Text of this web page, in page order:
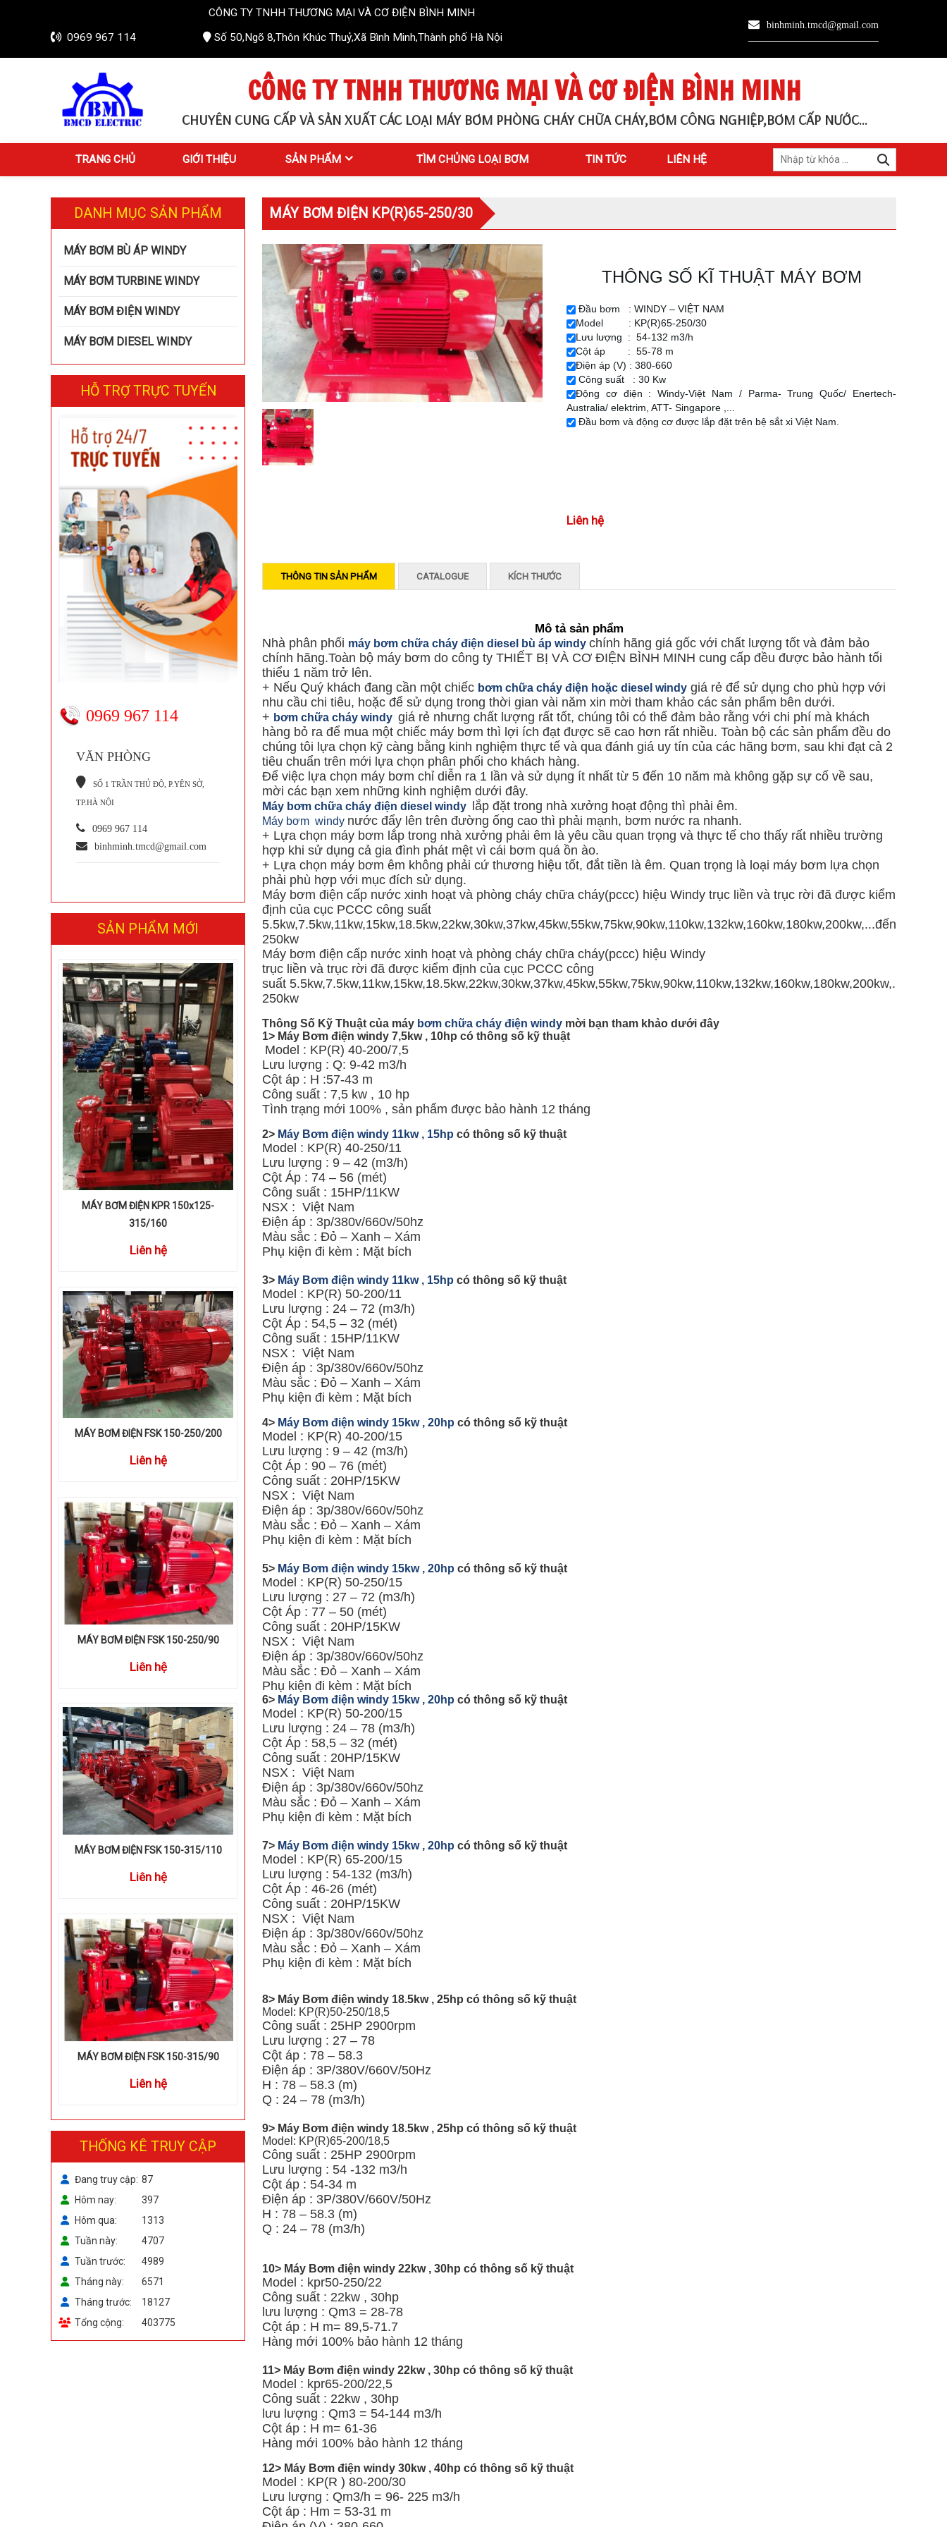
CÔNG TY TNHH THƯƠNG MẠI VÀ CƠ ĐIỆN BÌNH MINH
0969 967 114
Số 50,Ngõ 8,Thôn Khúc Thuỷ,Xã Bình Minh,Thành phố Hà Nội
binhminh.tmcd@gmail.com
CÔNG TY TNHH THƯƠNG MẠI VÀ CƠ ĐIỆN BÌNH MINH
CHUYÊN CUNG CẤP VÀ SẢN XUẤT CÁC LOẠI MÁY BƠM PHÒNG CHÁY CHỮA CHÁY,BƠM CÔNG NGHIỆP,BƠM CẤP NƯỚC...
TRANG CHỦ GIỚI THIỆU SẢN PHẨM TÌM CHỦNG LOẠI BƠM TIN TỨC LIÊN HỆ
DANH MỤC SẢN PHẨM
MÁY BƠM BÙ ÁP WINDY
MÁY BƠM TURBINE WINDY
MÁY BƠM ĐIỆN WINDY
MÁY BƠM DIESEL WINDY
HỖ TRỢ TRỰC TUYẾN
0969 967 114
VĂN PHÒNG
SỐ 1 TRẦN THỦ ĐỘ, P.YÊN SỞ,
TP.HÀ NỘI
0969 967 114
binhminh.tmcd@gmail.com
SẢN PHẨM MỚI
MÁY BƠM ĐIỆN KPR 150x125-
315/160
Liên hệ
MÁY BƠM ĐIỆN FSK 150-250/200
Liên hệ
MÁY BƠM ĐIỆN FSK 150-250/90
Liên hệ
MÁY BƠM ĐIỆN FSK 150-315/110
Liên hệ
MÁY BƠM ĐIỆN FSK 150-315/90
Liên hệ
THỐNG KÊ TRUY CẬP
Đang truy cập 87
Hôm nay
397
Hôm qua
1313
Tuần này
4707
Tuần trước
4989
Tháng này
6571
Tháng trước
18127
Tổng cộng
403775
MÁY BƠM ĐIỆN KP(R)65-250/30
THÔNG SỐ KĨ THUẬT MÁY BƠM
Đầu bơm : WINDY – VIỆT NAM
Model : KP(R)65-250/30
Lưu lượng : 54-132 m3/h
Cột áp : 55-78 m
Điện áp (V) : 380-660
Công suất : 30 Kw
Động cơ điện : Windy-Việt Nam / Parma- Trung Quốc/ Enertech-
Australia/ elektrim, ATT- Singapore ,...
Đầu bơm và động cơ được lắp đặt trên bệ sắt xi Việt Nam.
Liên hệ
THÔNG TIN SẢN PHẨM CATALOGUE KÍCH THƯỚC
Mô tả sản phẩm
Nhà phân phối máy bơm chữa cháy điện diesel bù áp windy chính hãng giá gốc với chất lượng tốt và đảm bảo
chính hãng.Toàn bộ máy bơm do công ty THIẾT BỊ VÀ CƠ ĐIỆN BÌNH MINH cung cấp đều được bảo hành tối
thiểu 1 năm trở lên.
+ Nếu Quý khách đang cần một chiếc bơm chữa cháy điện hoặc diesel windy giá rẻ để sử dụng cho phù hợp với
nhu cầu chi tiêu, hoặc để sử dụng trong thời gian vài năm xin mời tham khảo các sản phẩm bên dưới.
+ bơm chữa cháy windy giá rẻ nhưng chất lượng rất tốt, chúng tôi có thể đảm bảo rằng với chi phí mà khách
hàng bỏ ra để mua một chiếc máy bơm thì lợi ích đạt được sẽ cao hơn rất nhiều. Toàn bộ các sản phẩm đều do
chúng tôi lựa chọn kỹ càng bằng kinh nghiệm thực tế và qua đánh giá uy tín của các hãng bơm, sau khi đạt cả 2
tiêu chuẩn trên mới lựa chọn phân phối cho khách hàng.
Để việc lựa chọn máy bơm chỉ diễn ra 1 lần và sử dụng ít nhất từ 5 đến 10 năm mà không gặp sự cố về sau,
mời các bạn xem những kinh nghiệm dưới đây.
Máy bơm chữa cháy điện diesel windy lắp đặt trong nhà xưởng hoạt động thì phải êm.
Máy bơm windy nước đẩy lên trên đường ống cao thì phải mạnh, bơm nước ra nhanh.
+ Lựa chọn máy bơm lắp trong nhà xưởng phải êm là yêu cầu quan trọng và thực tế cho thấy rất nhiều trường
hợp khi sử dụng cả gia đình phát mệt vì cái bơm quá ồn ào.
+ Lựa chọn máy bơm êm không phải cứ thương hiệu tốt, đắt tiền là êm. Quan trọng là loại máy bơm lựa chọn
phải phù hợp với mục đích sử dụng.
Máy bơm điện cấp nước xinh hoạt và phòng cháy chữa cháy(pccc) hiệu Windy trục liền và trục rời đã được kiểm
định của cục PCCC công suất
5.5kw,7.5kw,11kw,15kw,18.5kw,22kw,30kw,37kw,45kw,55kw,75kw,90kw,110kw,132kw,160kw,180kw,200kw,...đến
250kw
Máy bơm điện cấp nước xinh hoạt và phòng cháy chữa cháy(pccc) hiệu Windy
trục liền và trục rời đã được kiểm định của cục PCCC công
suất 5.5kw,7.5kw,11kw,15kw,18.5kw,22kw,30kw,37kw,45kw,55kw,75kw,90kw,110kw,132kw,160kw,180kw,200kw,...đến
250kw
Thông Số Kỹ Thuật của máy bơm chữa cháy điện windy mời bạn tham khảo dưới đây
1> Máy Bơm điện windy 7,5kw , 10hp có thông số kỹ thuật
Model : KP(R) 40-200/7,5
Lưu lượng : Q: 9-42 m3/h
Cột áp : H :57-43 m
Công suất : 7,5 kw , 10 hp
Tình trạng mới 100% , sản phẩm được bảo hành 12 tháng
2> Máy Bơm điện windy 11kw , 15hp có thông số kỹ thuật
Model : KP(R) 40-250/11
Lưu lượng : 9 – 42 (m3/h)
Cột Áp : 74 – 56 (mét)
Công suất : 15HP/11KW
NSX : Việt Nam
Điện áp : 3p/380v/660v/50hz
Màu sắc : Đỏ – Xanh – Xám
Phụ kiện đi kèm : Mặt bích
3> Máy Bơm điện windy 11kw , 15hp có thông số kỹ thuật
Model : KP(R) 50-200/11
Lưu lượng : 24 – 72 (m3/h)
Cột Áp : 54,5 – 32 (mét)
Công suất : 15HP/11KW
NSX : Việt Nam
Điện áp : 3p/380v/660v/50hz
Màu sắc : Đỏ – Xanh – Xám
Phụ kiện đi kèm : Mặt bích
4> Máy Bơm điện windy 15kw , 20hp có thông số kỹ thuật
Model : KP(R) 40-200/15
Lưu lượng : 9 – 42 (m3/h)
Cột Áp : 90 – 76 (mét)
Công suất : 20HP/15KW
NSX : Việt Nam
Điện áp : 3p/380v/660v/50hz
Màu sắc : Đỏ – Xanh – Xám
Phụ kiện đi kèm : Mặt bích
5> Máy Bơm điện windy 15kw , 20hp có thông số kỹ thuật
Model : KP(R) 50-250/15
Lưu lượng : 27 – 72 (m3/h)
Cột Áp : 77 – 50 (mét)
Công suất : 20HP/15KW
NSX : Việt Nam
Điện áp : 3p/380v/660v/50hz
Màu sắc : Đỏ – Xanh – Xám
Phụ kiện đi kèm : Mặt bích
6> Máy Bơm điện windy 15kw , 20hp có thông số kỹ thuật
Model : KP(R) 50-200/15
Lưu lượng : 24 – 78 (m3/h)
Cột Áp : 58,5 – 32 (mét)
Công suất : 20HP/15KW
NSX : Việt Nam
Điện áp : 3p/380v/660v/50hz
Màu sắc : Đỏ – Xanh – Xám
Phụ kiện đi kèm : Mặt bích
7> Máy Bơm điện windy 15kw , 20hp có thông số kỹ thuật
Model : KP(R) 65-200/15
Lưu lượng : 54-132 (m3/h)
Cột Áp : 46-26 (mét)
Công suất : 20HP/15KW
NSX : Việt Nam
Điện áp : 3p/380v/660v/50hz
Màu sắc : Đỏ – Xanh – Xám
Phụ kiện đi kèm : Mặt bích
8> Máy Bơm điện windy 18.5kw , 25hp có thông số kỹ thuật
Model: KP(R)50-250/18,5
Công suất : 25HP 2900rpm
Lưu lượng : 27 – 78
Cột áp : 78 – 58.3
Điện áp : 3P/380V/660V/50Hz
H : 78 – 58.3 (m)
Q : 24 – 78 (m3/h)
9> Máy Bơm điện windy 18.5kw , 25hp có thông số kỹ thuật
Model: KP(R)65-200/18,5
Công suất : 25HP 2900rpm
Lưu lượng : 54 -132 m3/h
Cột áp : 54-34 m
Điện áp : 3P/380V/660V/50Hz
H : 78 – 58.3 (m)
Q : 24 – 78 (m3/h)
10> Máy Bơm điện windy 22kw , 30hp có thông số kỹ thuật
Model : kpr50-250/22
Công suất : 22kw , 30hp
lưu lượng : Qm3 = 28-78
Cột áp : H m= 89,5-71.7
Hàng mới 100% bảo hành 12 tháng
11> Máy Bơm điện windy 22kw , 30hp có thông số kỹ thuật
Model : kpr65-200/22,5
Công suất : 22kw , 30hp
lưu lượng : Qm3 = 54-144 m3/h
Cột áp : H m= 61-36
Hàng mới 100% bảo hành 12 tháng
12> Máy Bơm điện windy 30kw , 40hp có thông số kỹ thuật
Model : KP(R ) 80-200/30
Lưu lượng : Qm3/h = 96- 225 m3/h
Cột áp : Hm = 53-31 m